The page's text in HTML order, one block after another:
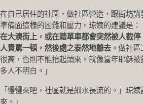
在自己居住的社區，做社區營造，跟街坊
準備面這樣的困難和壓力。琼姨的建議是：
在大澳街上，或在踏單車都會突然被人截停
人責罵一頓，然後處之泰然地離去。做社區
很高，否則不能抬起頭來。就像當年耶穌
多人不明白。」
「慢慢來吧，社區就是細水長流的。」琼
來。」